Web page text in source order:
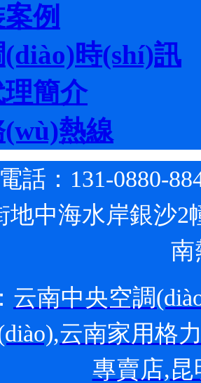
例
時(shí)訊
簡介
(wù)熱線
話：131-0880-
地中海水岸銀沙2
南
云南中央空調
,云南家用格
專賣店,昆